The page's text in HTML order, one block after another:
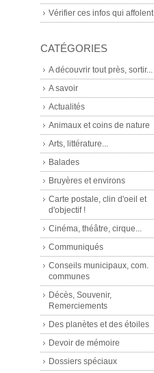
Vérifier ces infos qui affolent
CATÉGORIES
A découvrir tout près, sortir...
A savoir
Actualités
Animaux et coins de nature
Arts, littérature...
Balades
Bruyères et environs
Carte postale, clin d'oeil et
d'objectif !
Cinéma, théâtre, cirque...
Communiqués
Conseils municipaux, com.
communes
Décès, Souvenir,
Remerciements
Des planètes et des étoiles
Devoir de mémoire
Dossiers spéciaux